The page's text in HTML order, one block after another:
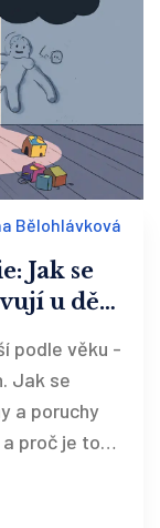
Bělohlávková
Jak se
u dětí
podle věku -
Jak se
a poruchy
proč je to